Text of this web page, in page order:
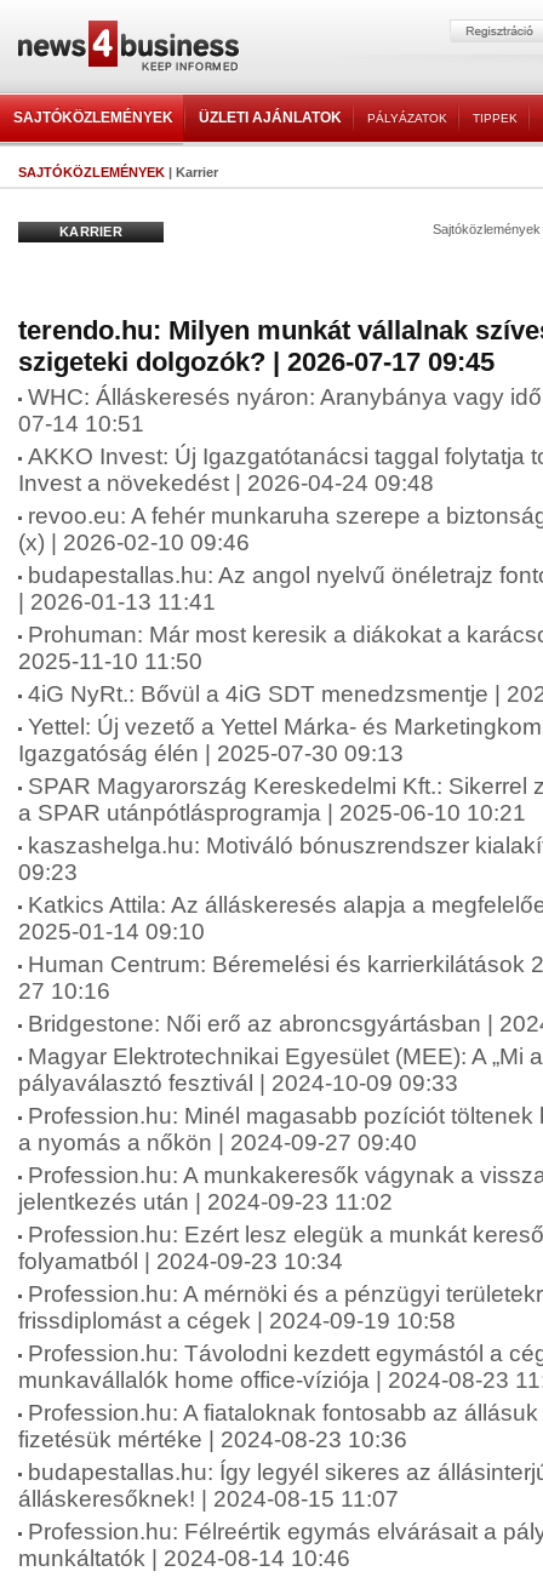
SAJTÓKÖZLEMÉNYEK ÜZLETI AJÁNLATOK PÁLYÁZATOK TIPPEK
SAJTÓKÖZLEMÉNYEK | Karrier
KARRIER
terendo.hu: Milyen munkát vállalnak
szigeteki dolgozók? | 2026-07-17 09:45
WHC: Álláskeresés nyáron: Aranybánya vagy
07-14 10:51
AKKO Invest: Új Igazgatótanácsi taggal folytatja
Invest a növekedést | 2026-04-24 09:48
revoo.eu: A fehér munkaruha szerepe a
(x) | 2026-02-10 09:46
budapestallas.hu: Az angol nyelvű önéletrajz
| 2026-01-13 11:41
Prohuman: Már most keresik a diákokat a
2025-11-10 11:50
4iG NyRt.: Bővül a 4iG SDT menedzsmentje |
Yettel: Új vezető a Yettel Márka- és
Igazgatóság élén | 2025-07-30 09:13
SPAR Magyarország Kereskedelmi Kft.: Sikerrel
a SPAR utánpótlásprogramja | 2025-06-10 10:21
kaszashelga.hu: Motiváló bónuszrendszer
09:23
Katkics Attila: Az álláskeresés alapja a
2025-01-14 09:10
Human Centrum: Béremelési és karrierkilátások
27 10:16
Bridgestone: Női erő az abroncsgyártásban |
Magyar Elektrotechnikai Egyesület (MEE): A „Mi
pályaválasztó fesztivál | 2024-10-09 09:33
Profession.hu: Minél magasabb pozíciót
a nyomás a nőkön | 2024-09-27 09:40
Profession.hu: A munkakeresők vágynak a
jelentkezés után | 2024-09-23 11:02
Profession.hu: Ezért lesz elegük a munkát
folyamatból | 2024-09-23 10:34
Profession.hu: A mérnöki és a pénzügyi
frissdiplomást a cégek | 2024-09-19 10:58
Profession.hu: Távolodni kezdett egymástól a
munkavállalók home office-víziója | 2024-08-23
Profession.hu: A fiataloknak fontosabb az
fizetésük mértéke | 2024-08-23 10:36
budapestallas.hu: Így legyél sikeres az
álláskeresőknek! | 2024-08-15 11:07
Profession.hu: Félreértik egymás elvárásait a
munkáltatók | 2024-08-14 10:46